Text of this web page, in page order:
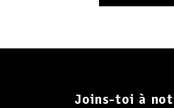
Joins-toi à